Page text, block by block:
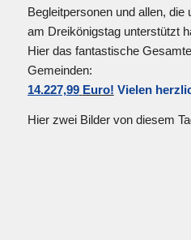
Begleitpersonen und allen,
am Dreikönigstag unterstützt
Hier das fantastische
Gemeinden:
14.227,99 Euro! Vielen
Hier zwei Bilder von diesem